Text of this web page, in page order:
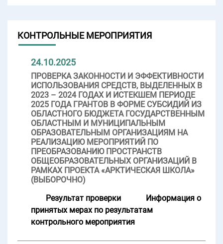
КОНТРОЛЬНЫЕ МЕРОПРИЯТИЯ
24.10.2025
ПРОВЕРКА ЗАКОННОСТИ И ЭФФЕКТИВНОСТИ
ИСПОЛЬЗОВАНИЯ СРЕДСТВ, ВЫДЕЛЕННЫХ В
2023 – 2024 ГОДАХ И ИСТЕКШЕМ ПЕРИОДЕ
2025 ГОДА ГРАНТОВ В ФОРМЕ СУБСИДИЙ ИЗ
ОБЛАСТНОГО БЮДЖЕТА ГОСУДАРСТВЕННЫМ
ОБЛАСТНЫМ И МУНИЦИПАЛЬНЫМ
ОБРАЗОВАТЕЛЬНЫМ ОРГАНИЗАЦИЯМ НА
РЕАЛИЗАЦИЮ МЕРОПРИЯТИЙ ПО
ПРЕОБРАЗОВАНИЮ ПРОСТРАНСТВ
ОБЩЕОБРАЗОВАТЕЛЬНЫХ ОРГАНИЗАЦИЙ В
РАМКАХ ПРОЕКТА «АРКТИЧЕСКАЯ ШКОЛА»
(ВЫБОРОЧНО)
Результат проверки
Информация о
принятых мерах по результатам
контрольного мероприятия